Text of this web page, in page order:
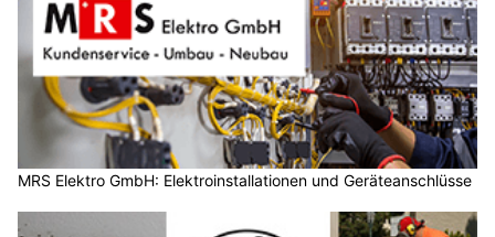
MRS Elektro GmbH: Elektroinstallationen und Geräteanschlüsse